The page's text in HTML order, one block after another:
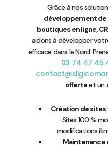
Grâce à nos
développement de
boutiques en ligne,
aidons à développer
efficace dans le Nord.
03 74 47 45
offerteet un
Création de sites
Sites 100 %
modifications